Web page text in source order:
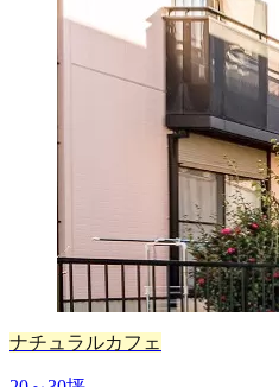
ナチュラルカフェ